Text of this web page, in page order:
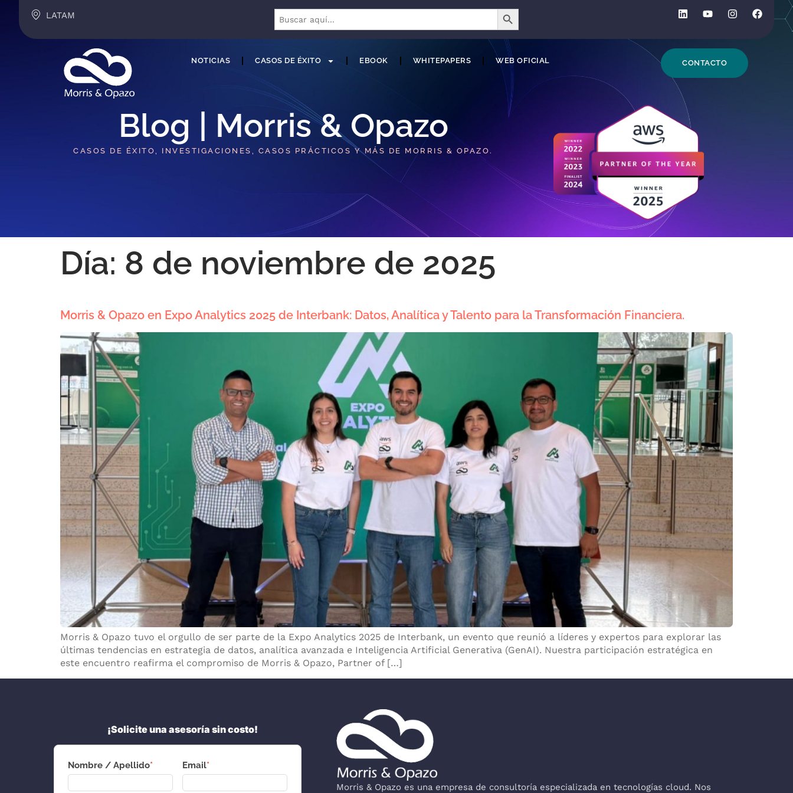
LATAM Buscar:
BOTÓN DE BÚSQUEDA
NOTICIAS CASOS DE ÉXITO EBOOK WHITEPAPERS WEB OFICIAL CONTACTO
Blog | Morris & Opazo
CASOS DE ÉXITO, INVESTIGACIONES, CASOS PRÁCTICOS Y MÁS DE MORRIS & OPAZO.
Día: 8 de noviembre de 2025
Morris & Opazo en Expo Analytics 2025 de Interbank: Datos, Analítica y Talento para la Transformación Financiera.
Morris & Opazo tuvo el orgullo de ser parte de la Expo Analytics 2025 de Interbank, un evento que reunió a líderes y expertos para explorar las
últimas tendencias en estrategia de datos, analítica avanzada e Inteligencia Artificial Generativa (GenAI). Nuestra participación estratégica en
este encuentro reafirma el compromiso de Morris & Opazo, Partner of […]
¡Solicite una asesoría sin costo!
Nombre / Apellido* Email*
Morris & Opazo es una empresa de consultoría especializada en tecnologías cloud. Nos